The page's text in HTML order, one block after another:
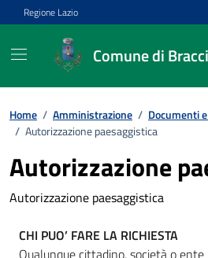
Vai ai contenuti
Vai al footer
Regione Lazio
Comune di
Home / Amministrazione / Documenti
/ Autorizzazione paesaggistica
Autorizzazione
Autorizzazione paesaggistica
CHI PUO’ FARE LA RICHIESTA
Qualunque cittadino, società o